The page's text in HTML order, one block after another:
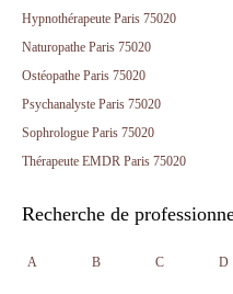
Hypnothérapeute Paris 75020
Naturopathe Paris 75020
Ostéopathe Paris 75020
Psychanalyste Paris 75020
Sophrologue Paris 75020
Thérapeute EMDR Paris 75020
Recherche de
A B C D